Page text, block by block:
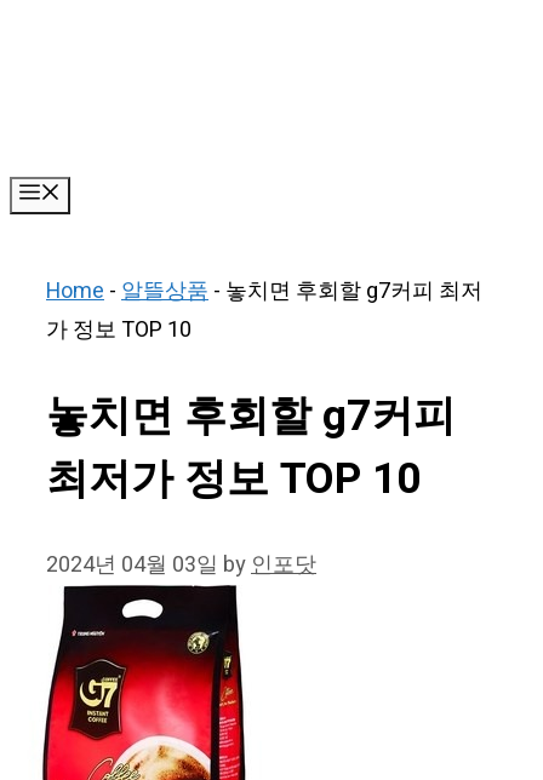
Home-알뜰상품- 놓치면 후회할 g7커피 최저
가 정보 TOP 10
놓치면 후회할 g7커피
최저가 정보 TOP 10
2024년 04월 03일 by인포닷